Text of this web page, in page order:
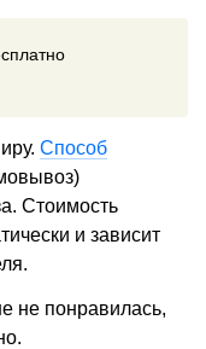
Способ
Стоимость
и зависит
не понравилась,